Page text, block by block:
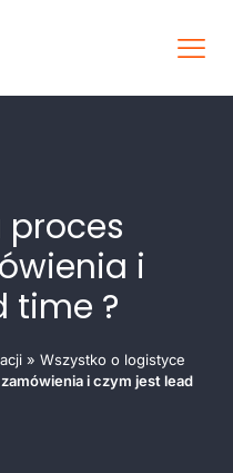
proces
i
time ?
» Wszystko o logistyce
i czym jest lead